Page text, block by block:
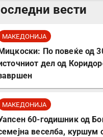
комплет
вести
МАКЕДОНИЈА
По повеќе од
дел од
МАКЕДОНИЈА
60-годишник од
веселба, куршум